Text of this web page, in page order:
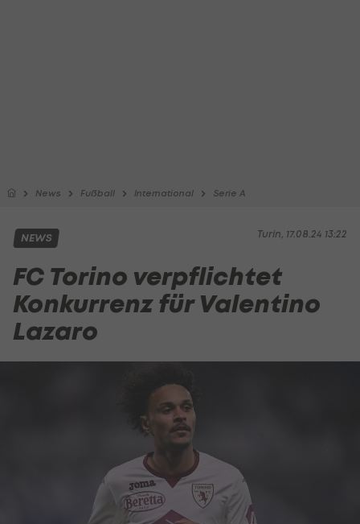
News Fußball International Serie A
Turin, 17.08.24 13:22
NEWS
FC Torino verpflichtet
Konkurrenz für Valentino
Lazaro